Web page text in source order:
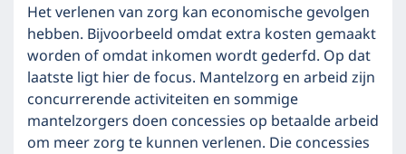
Het verlenen van zorg kan economische gevolgen
hebben. Bijvoorbeeld omdat extra kosten gemaakt
worden of omdat inkomen wordt gederfd. Op dat
laatste ligt hier de focus. Mantelzorg en arbeid zijn
concurrerende activiteiten en sommige
mantelzorgers doen concessies op betaalde arbeid
om meer zorg te kunnen verlenen. Die concessies